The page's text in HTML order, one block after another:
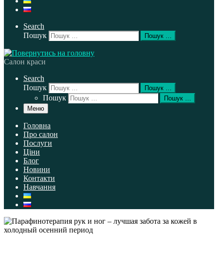
Search
Пошук
Пошук …
Салон краси
Search
Пошук
Пошук …
Пошук
Пошук …
Меню
Головна
Про салон
Послуги
Ціни
Блог
Новини
Контакти
Навчання